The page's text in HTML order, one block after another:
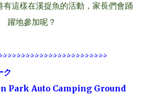
有這樣在溪捉魚的活動，家長們會踊
躍地參加呢？
ク
Park Auto Camping Ground